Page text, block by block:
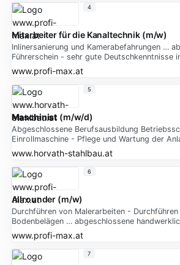
Mitarbeiter für die Kanaltechnik (m/w)
Inlinersanierung und Kamerabefahrungen …
Führerschein - sehr gute
www.profi-max.at
4
Maschinist (m/w/d)
Abgeschlossene Berufsausbildung
Einrollmaschine - Pflege und Wartung der
www.horvath-stahlbau.at
5
Allrounder (m/w)
Durchführen von Malerarbeiten -
Bodenbelägen … abgeschlossene
www.profi-max.at
6
7